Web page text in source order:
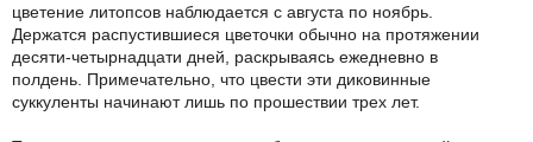
цветение литопсов наблюдается с августа по ноябрь.
Держатся распустившиеся цветочки обычно на протяжении
десяти-четырнадцати дней, раскрываясь ежедневно в
полдень. Примечательно, что цвести эти диковинные
суккуленты начинают лишь по прошествии трех лет.